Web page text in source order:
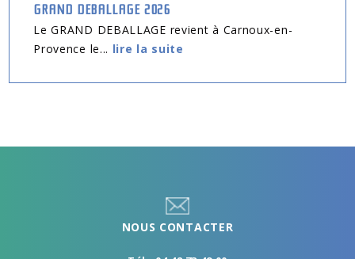
GRAND DEBALLAGE 2026
Le GRAND DEBALLAGE revient à Carnoux-en-
Provence le... lire la suite
NOUS CONTACTER